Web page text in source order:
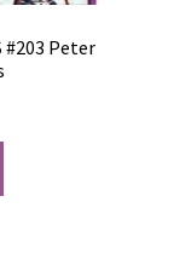
#203 Peter